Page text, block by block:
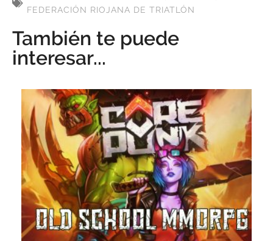
FEDERACIÓN RIOJANA DE TRIATLÓN
También te puede
interesar...